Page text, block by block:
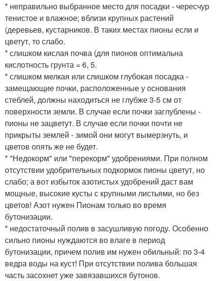
* неправильно выбранное место для посадки - чересчур
тенистое и влажное; вблизи крупных растений
(деревьев, кустарников. В таких местах пионы если и
цветут, то слабо.
* слишком кислая почва (для пионов оптимальна
кислотность грунта = 6, 5.
* слишком мелкая или слишком глубокая посадка -
замещающие почки, расположенные у основания
стеблей, должны находиться не глубже 3-5 см от
поверхности земли. В случае если почки заглублены -
пионы не зацветут. В случае если почки почти не
прикрыты землей - зимой они могут вымерзнуть, и
цветов опять же не будет.
* "Недокорм" или "перекорм" удобрениями. При полном
отсутствии удобрительных подкормок пионы цветут, но
слабо; а вот избыток азотистых удобрений даст вам
мощные, высокие кусты с крупными листьями, но без
цветов! Азот нужен Пионам только во время
бутонизации.
* недостаточный полив в засушливую погоду. Особенно
сильно пионы нуждаются во влаге в период
бутонизации, причем полив им нужен обильный: по 3-4
ведра воды на куст! При отсутствии полива большая
часть засохнет уже завязавшихся бутонов.